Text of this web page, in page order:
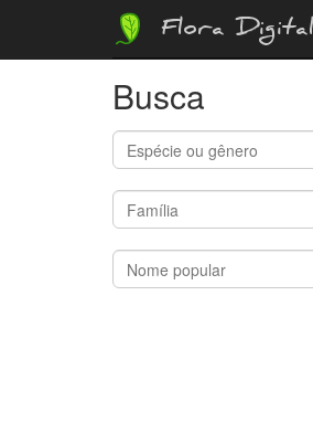
Flora Digital
Busca